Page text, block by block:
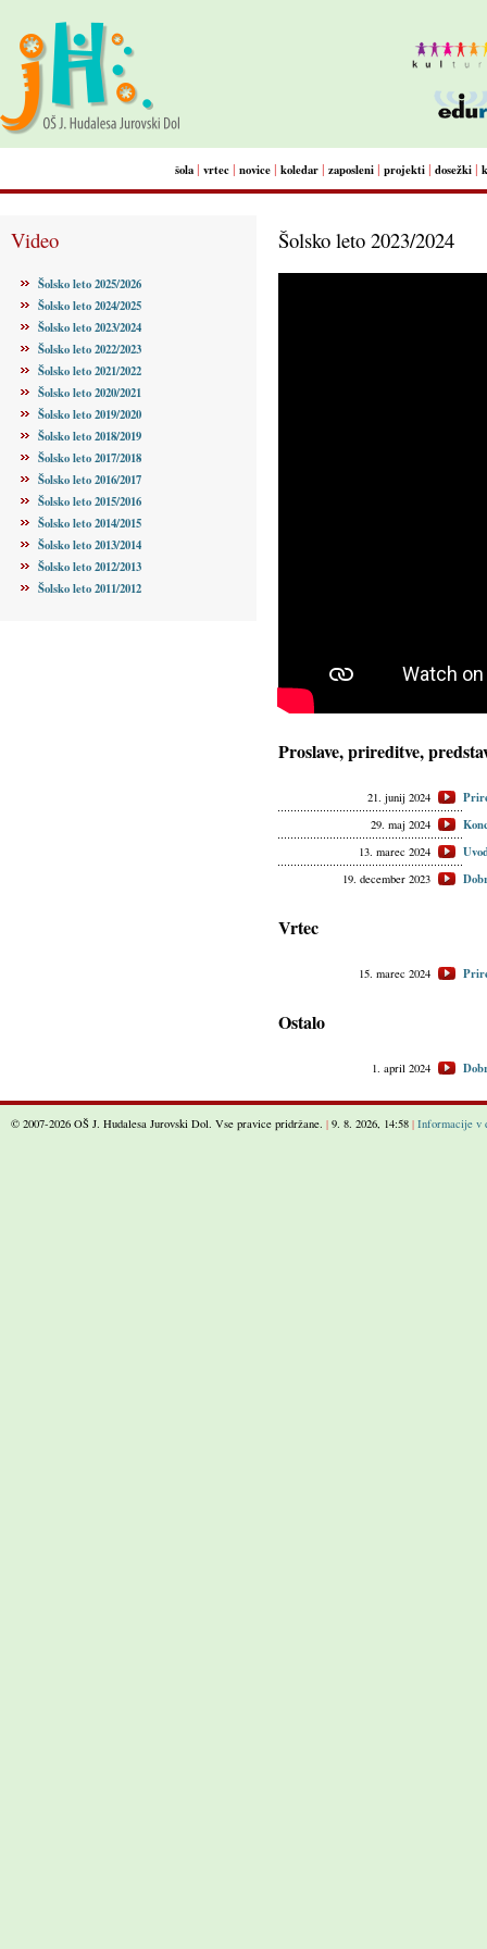
šola | vrtec | novice | koledar | zaposleni | projekti | dosežki |
Video
Šolsko leto 2025/2026
Šolsko leto 2024/2025
Šolsko leto 2023/2024
Šolsko leto 2022/2023
Šolsko leto 2021/2022
Šolsko leto 2020/2021
Šolsko leto 2019/2020
Šolsko leto 2018/2019
Šolsko leto 2017/2018
Šolsko leto 2016/2017
Šolsko leto 2015/2016
Šolsko leto 2014/2015
Šolsko leto 2013/2014
Šolsko leto 2012/2013
Šolsko leto 2011/2012
Šolsko leto 2023/2024
Proslave, prireditve,
21. junij 2024
29. maj 2024
13. marec 2024
19. december 2023
Vrtec
15. marec 2024
Ostalo
1. april 2024
© 2007-2026 OŠ J. Hudalesa Jurovski Dol. Vse pravice pridržane. | 9. 8. 2026, 14:58 | Informacije v